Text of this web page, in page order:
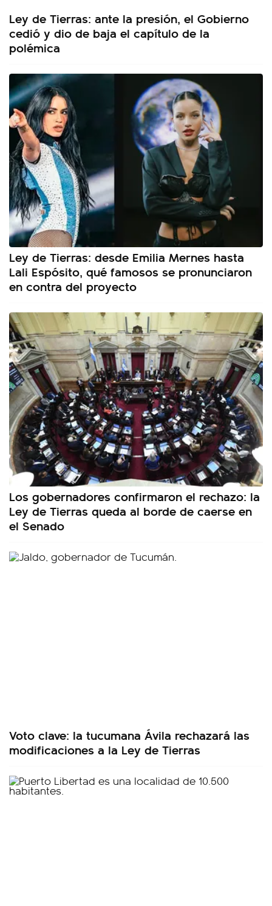
Ley de Tierras: ante la presión, el Gobierno
cedió y dio de baja el capítulo de la
polémica
Ley de Tierras: desde Emilia Mernes hasta
Lali Espósito, qué famosos se pronunciaron
en contra del proyecto
Los gobernadores confirmaron el rechazo: la
Ley de Tierras queda al borde de caerse en
el Senado
Voto clave: la tucumana Ávila rechazará las
modificaciones a la Ley de Tierras